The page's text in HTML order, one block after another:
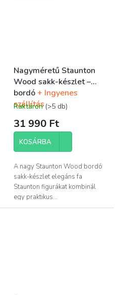
Nagyméretű Staunton
Wood sakk-készlet –
bordó+ Ingyenes
szállítás
Raktáron(>5 db)
31 990 Ft
KOSÁRBA
A nagy Staunton Wood bordó
sakk-készlet elegáns fa
Staunton figurákat kombinál
egy praktikus...